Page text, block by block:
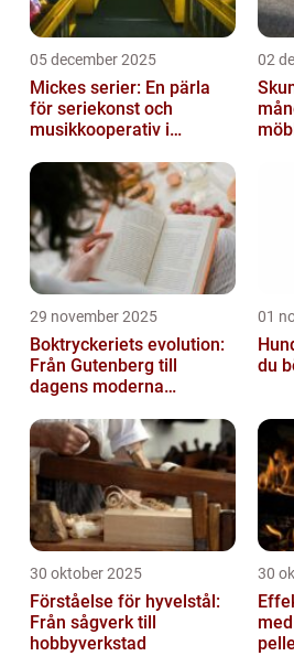
05 december 2025
Mickes serier: En pärla
för seriekonst och
musikkooperativ i
02
29 november 2025
Boktryckeriets evolution:
Från Gutenberg till
dagens moderna
01
du
30 oktober 2025
Förståelse för hyvelstål:
Från sågverk till
hobbyverkstad
30